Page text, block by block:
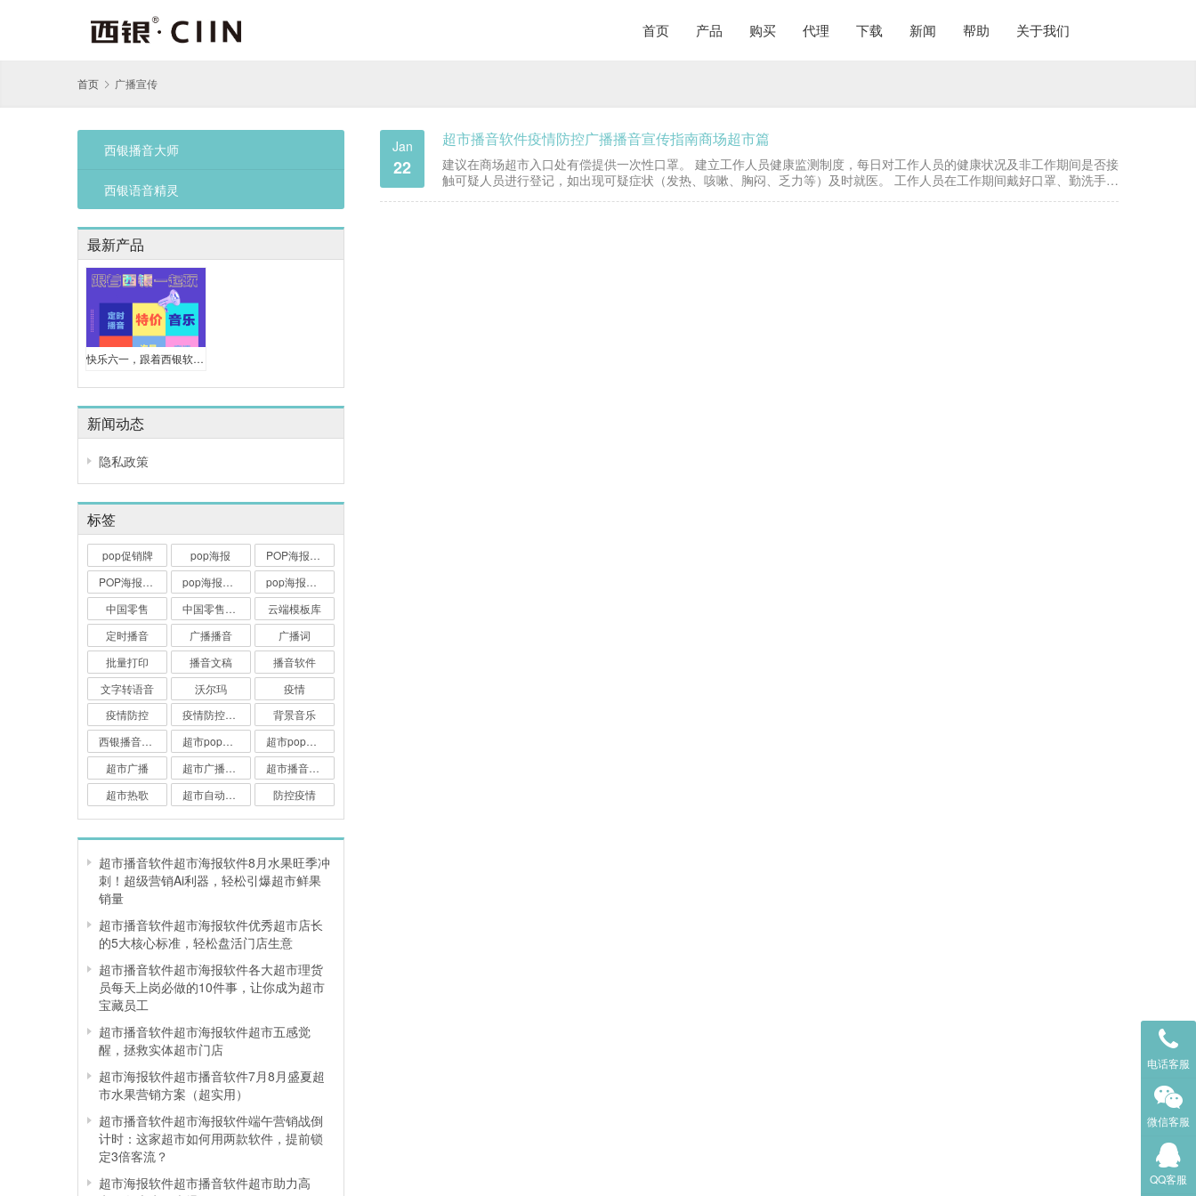
首页 产品 购买 代理 下载 新闻 帮助 关于我们
首页 广播宣传
西银播音大师
西银语音精灵
最新产品
快乐六一，跟着西银软件一起疯狂玩促销
新闻动态
隐私政策
标签
pop促销牌 pop海报
POP海报大师
POP海报打印
pop海报打印软件
pop海报软件
中国零售
中国零售业博览会
云端模板库
定时播音
广播播音
广播词
批量打印
播音文稿
播音软件
文字转语音
沃尔玛
疫情
疫情防控
疫情防控广播词
背景音乐
西银播音大师
超市pop海报
超市pop海报软件
超市广播
超市广播播音
超市播音软件
超市热歌
超市自动播音软件 防控疫情
超市播音软件超市海报软件8月水果旺季冲
刺！超级营销Ai利器，轻松引爆超市鲜果
销量
超市播音软件超市海报软件优秀超市店长
的5大核心标准，轻松盘活门店生意
超市播音软件超市海报软件各大超市理货
员每天上岗必做的10件事，让你成为超市
宝藏员工
超市播音软件超市海报软件超市五感觉
醒，拯救实体超市门店
超市海报软件超市播音软件7月8月盛夏超
市水果营销方案（超实用）
超市播音软件超市海报软件端午营销战倒
计时：这家超市如何用两款软件，提前锁
定3倍客流？
超市海报软件超市播音软件超市助力高
Jan
22
超市播音软件疫情防控广播播音宣传指南商场超市篇
建议在商场超市入口处有偿提供一次性口罩。 建立工作人员健康监测制度，每日对工作人员的健康状况及非工作期间是否接
触可疑人员进行登记，如出现可疑症状（发热、咳嗽、胸闷、乏力等）及时就医。 工作人员在工作期间戴好口罩、勤洗手等
电话客服
微信客服
QQ客服